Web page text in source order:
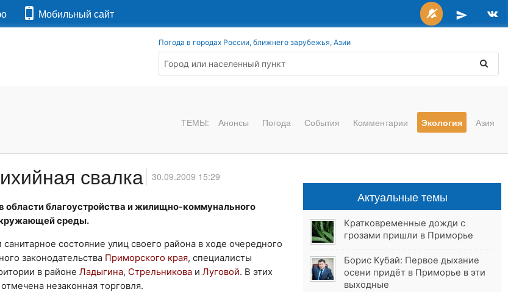
Мобильный сайт
Погода в городах России, ближнего зарубежья, Азии
ТЕМЫ: Анонсы Погода События Комментарии Экология Азия
свалка 30.09.2009 15:29
благоустройства и жилищно-коммунального
среды.
состояние улиц своего района в ходе очередного
законодательства Приморского края, специалисты
в районе Ладыгина, Стрельникова и Луговой. В этих
отмечена незаконная торговля.
Актуальные темы
Кратковременные дожди с
грозами пришли в Приморье
Борис Кубай: Первое дыхание
осени придёт в Приморье в эти
выходные